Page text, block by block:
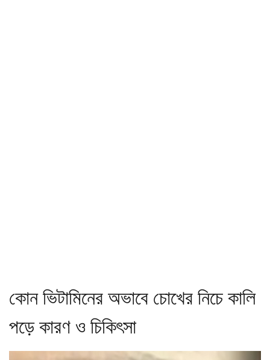
কোন ভিটামিনের অভাবে চোখের নিচে কালি
পড়ে কারণ ও চিকিৎসা